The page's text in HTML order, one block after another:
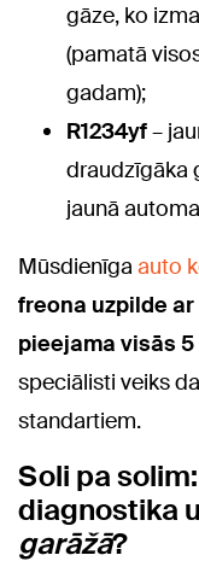
gāze, ko
(pamatā
gadam);
R1234yf–
draudzīgāka
jaunā
Mūsdienīga auto
freona uzpilde
pieejama visās 5
speciālisti veiks
standartiem.
Soli pa
diagnostika
garāžā?